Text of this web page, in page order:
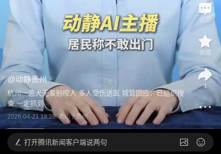
@动静贵州
杭州一恶犬无差别咬人 多人受伤送医 城管回应：已组织搜
查 一定抓到
2026-04-21 18:28 发布于贵州
评论
收藏
1
打开腾讯新闻客户端说两句